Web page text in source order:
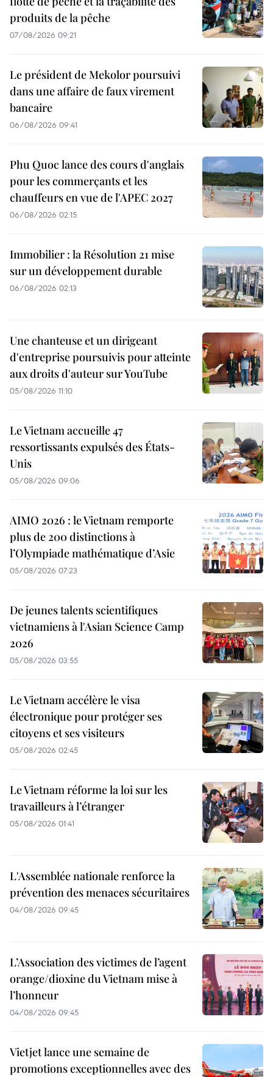
produits de la pêche
07/08/2026 09:21
Le président de Mekolor poursuivi
dans une affaire de faux virement
bancaire
06/08/2026 09:41
Phu Quoc lance des cours d'anglais
pour les commerçants et les
chauffeurs en vue de l'APEC 2027
06/08/2026 02:15
Immobilier : la Résolution 21 mise
sur un développement durable
06/08/2026 02:13
Une chanteuse et un dirigeant
d'entreprise poursuivis pour atteinte
aux droits d'auteur sur YouTube
05/08/2026 11:10
Le Vietnam accueille 47
ressortissants expulsés des États-
Unis
05/08/2026 09:06
AIMO 2026 : le Vietnam remporte
plus de 200 distinctions à
l’Olympiade mathématique d’Asie
05/08/2026 07:23
De jeunes talents scientifiques
vietnamiens à l'Asian Science Camp
2026
05/08/2026 03:55
Le Vietnam accélère le visa
électronique pour protéger ses
citoyens et ses visiteurs
05/08/2026 02:45
Le Vietnam réforme la loi sur les
travailleurs à l’étranger
05/08/2026 01:41
L'Assemblée nationale renforce la
prévention des menaces sécuritaires
04/08/2026 09:45
L’Association des victimes de l’agent
orange/dioxine du Vietnam mise à
l’honneur
04/08/2026 09:45
Vietjet lance une semaine de
promotions exceptionnelles avec des